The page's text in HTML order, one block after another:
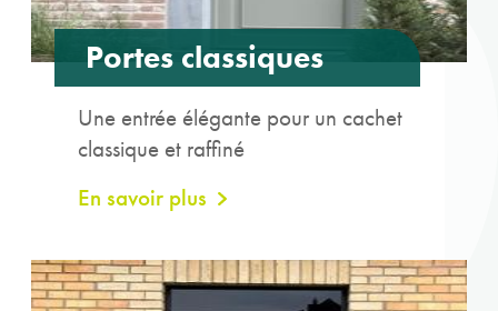
Portes classiques
Une entrée élégante pour un cachet
classique et raffiné
En savoir plus